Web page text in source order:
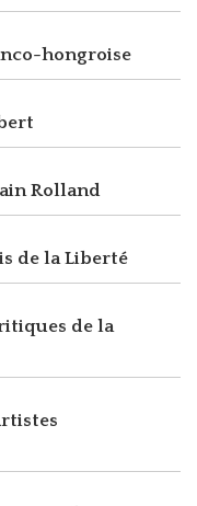
hongroise
Rolland
de la Liberté
de la